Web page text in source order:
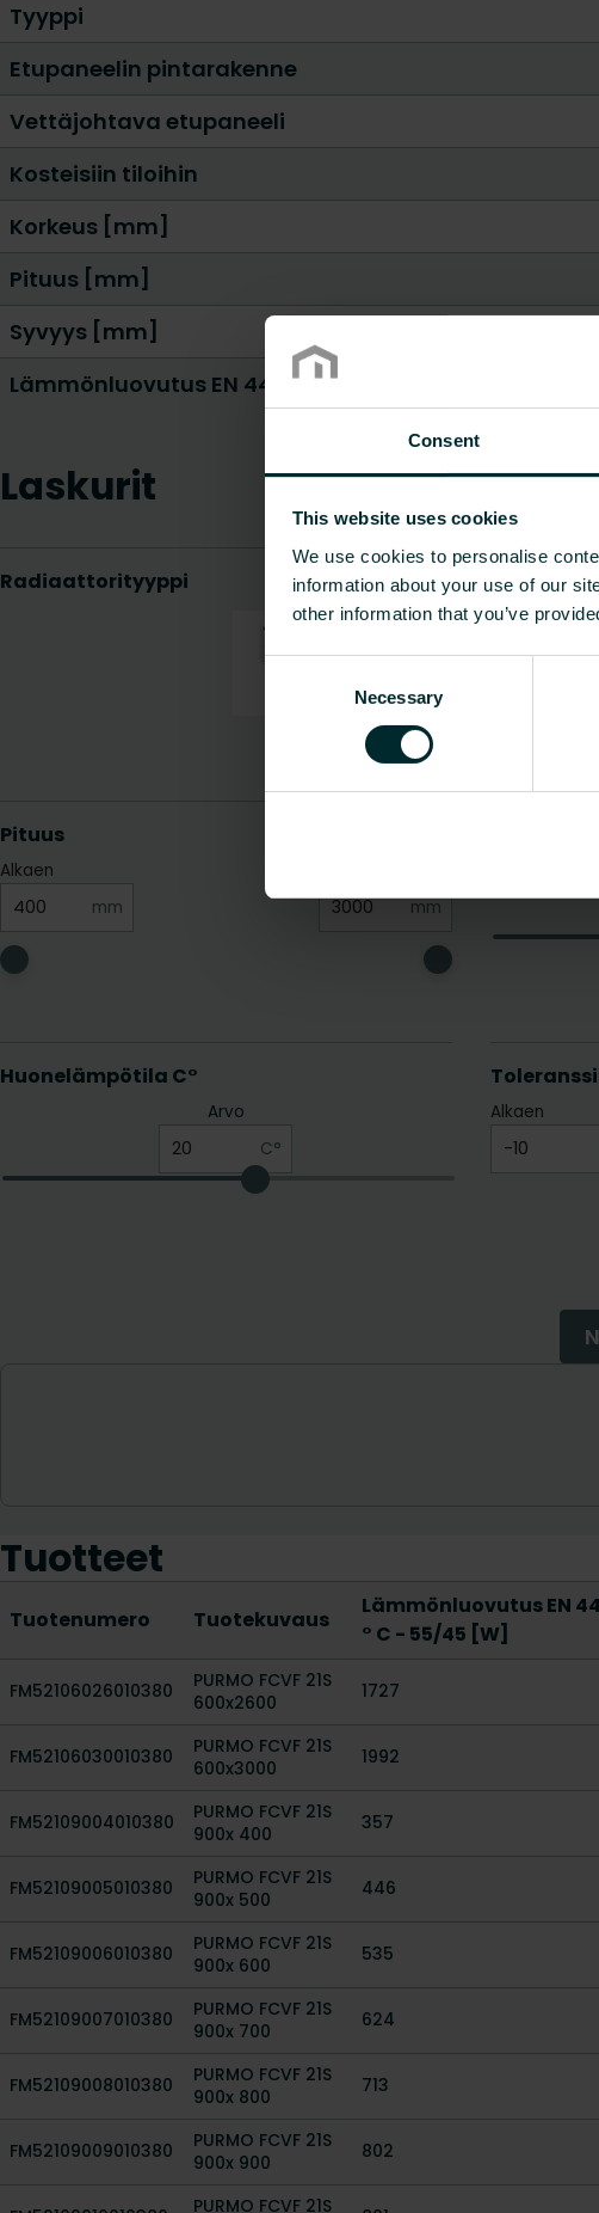
Consent
This website uses cookies
We use cookies to personalise
information about your use of our
other information that you’ve
Necessary
Tyyppi
Etupaneelin pintarakenne
Vettäjohtava etupaneeli
Kosteisiin tiloihin
Korkeus [mm]
Pituus [mm]
Syvyys [mm]
Lämmönluovutus EN 442 20 ° C - 55/45 [W]
Laskurit
Tuotteet
Tuotenumero Tuotekuvaus
Lämmönluovutus EN
° C - 55/45 [W]
FM52106026010380
PURMO FCVF 21S
600x2600
1727
FM52106030010380
PURMO FCVF 21S
600x3000
1992
FM52109004010380
PURMO FCVF 21S
900x 400
357
FM52109005010380
PURMO FCVF 21S
900x 500
446
FM52109006010380
PURMO FCVF 21S
900x 600
535
FM52109007010380
PURMO FCVF 21S
900x 700
624
FM52109008010380
PURMO FCVF 21S
900x 800
713
FM52109009010380
PURMO FCVF 21S
900x 900
802
PURMO FCVF 21S